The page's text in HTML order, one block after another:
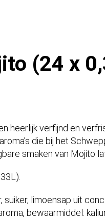
(24 x
heerlijk verfijnd en
die bij het
smaken van Mojito
limoensap uit
bewaarmiddel: